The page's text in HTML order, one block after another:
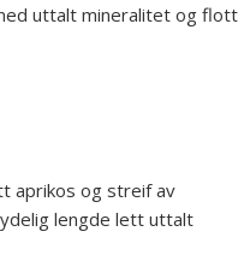
uttalt mineralitet og flott
aprikos og streif av
lengde lett uttalt